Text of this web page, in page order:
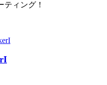
ィング！